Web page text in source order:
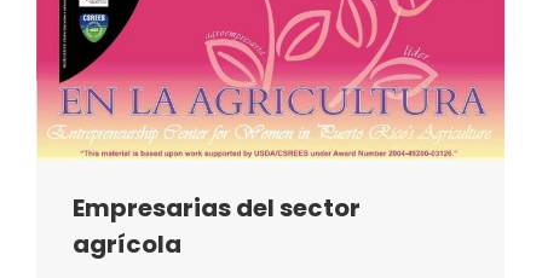
Empresarias del sector
agrícola